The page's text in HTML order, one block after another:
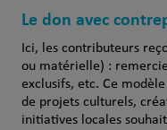
Le don avec
Ici, les contributeurs
ou matérielle) :
exclusifs, etc. Ce
de projets culturels,
initiatives locales